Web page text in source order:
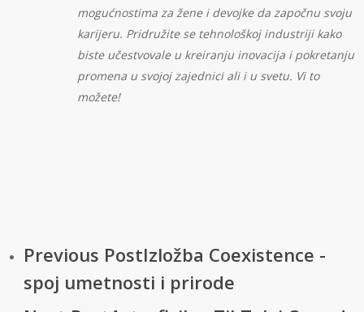
mogućnostima za žene i devojke da započnu svoju
karijeru. Pridružite se tehnološkoj industriji kako
biste učestvovale u kreiranju inovacija i pokretanju
promena u svojoj zajednici ali i u svetu. Vi to
možete!
Previous PostIzložba Coexistence -
spoj umetnosti i prirode